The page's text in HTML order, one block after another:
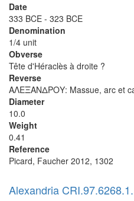
Date
333 BCE - 323 BCE
Denomination
1/4 unit
Obverse
Tête d'Héraclès à droite ?
Reverse
ΑΛΕΞΑΝΔΡΟΥ: Massue, arc et
Diameter
10.0
Weight
0.41
Reference
Picard, Faucher 2012, 1302
Alexandria